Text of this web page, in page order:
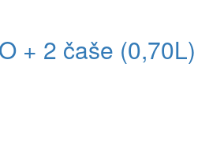
+ 2 čaše (0,70L)